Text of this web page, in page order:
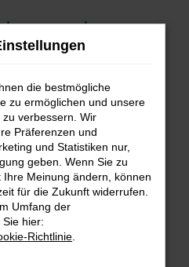
Fahrzeug-Showroom
Error
aufgetreten.
die dir helfen können:
die bestmögliche
zu ermöglichen und unsere
verbessern. Wir
Präferenzen und
und Statistiken nur,
geben. Wenn Sie zu
Meinung ändern, können
für die Zukunft widerrufen.
Umfang der
hier:
Richtlinie